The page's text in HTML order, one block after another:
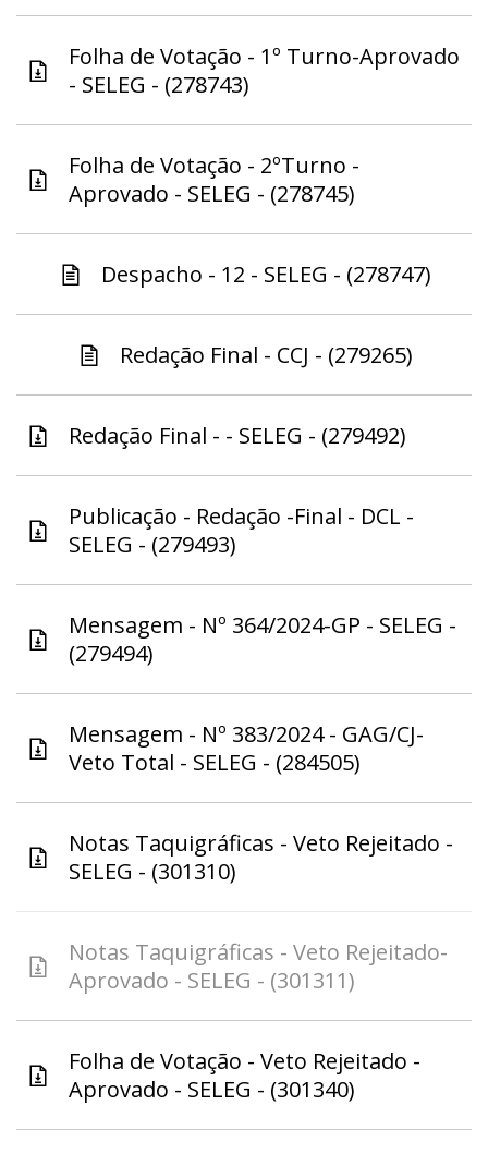
Folha de Votação - 1º Turno-Aprovado
- SELEG - (278743)
Folha de Votação - 2ºTurno -
Aprovado - SELEG - (278745)
Despacho - 12 - SELEG - (278747)
Redação Final - CCJ - (279265)
Redação Final - - SELEG - (279492)
Publicação - Redação -Final - DCL -
SELEG - (279493)
Mensagem - Nº 364/2024-GP - SELEG -
(279494)
Mensagem - Nº 383/2024 - GAG/CJ-
Veto Total - SELEG - (284505)
Notas Taquigráficas - Veto Rejeitado -
SELEG - (301310)
Notas Taquigráficas - Veto Rejeitado-
Aprovado - SELEG - (301311)
Folha de Votação - Veto Rejeitado -
Aprovado - SELEG - (301340)